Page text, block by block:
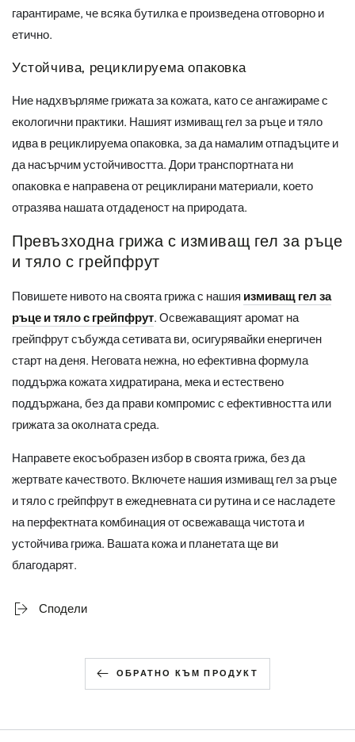
гарантираме, че всяка бутилка е произведена отговорно и
етично.
Устойчива, рециклируема опаковка
Ние надхвърляме грижата за кожата, като се ангажираме с
екологични практики. Нашият измиващ гел за ръце и тяло
идва в рециклируема опаковка, за да намалим отпадъците и
да насърчим устойчивостта. Дори транспортната ни
опаковка е направена от рециклирани материали, което
отразява нашата отдаденост на природата.
Превъзходна грижа с измиващ гел за ръце
и тяло с грейпфрут
Повишете нивото на своята грижа с нашия измиващ гел за
ръце и тяло с грейпфрут. Освежаващият аромат на
грейпфрут събужда сетивата ви, осигурявайки енергичен
старт на деня. Неговата нежна, но ефективна формула
поддържа кожата хидратирана, мека и естествено
поддържана, без да прави компромис с ефективността или
грижата за околната среда.
Направете екосъобразен избор в своята грижа, без да
жертвате качеството. Включете нашия измиващ гел за ръце
и тяло с грейпфрут в ежедневната си рутина и се насладете
на перфектната комбинация от освежаваща чистота и
устойчива грижа. Вашата кожа и планетата ще ви
благодарят.
Сподели
ОБРАТНО КЪМ ПРОДУКТ